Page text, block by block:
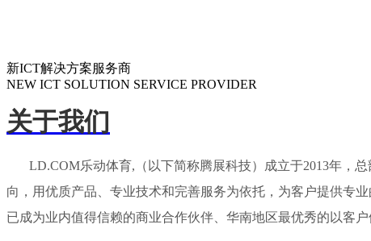
新ICT解决方案服务商
NEW ICT SOLUTION SERVICE PROVIDER
关于我们
LD.COM乐动体育,（以下简称腾展科技）成立于2013年，总
向，用优质产品、专业技术和完善服务为依托，为客户提供专
已成为业内值得信赖的商业合作伙伴、华南地区最优秀的以客户